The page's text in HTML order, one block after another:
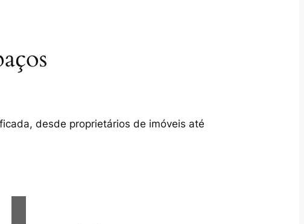
desde proprietários de imóveis até